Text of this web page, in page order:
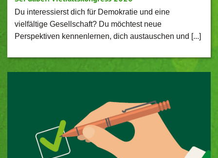
Du interessierst dich für Demokratie und eine
vielfältige Gesellschaft? Du möchtest neue
Perspektiven kennenlernen, dich austauschen und [...]